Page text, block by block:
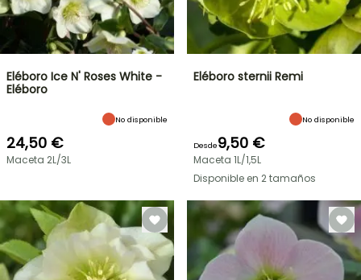
Eléboro Ice N' Roses White -
Eléboro
No disponible
24,50 €
Maceta 2L/3L
Eléboro sternii Remi
No disponible
Desde9,50 €
Maceta 1L/1,5L
Disponible en 2 tamaños